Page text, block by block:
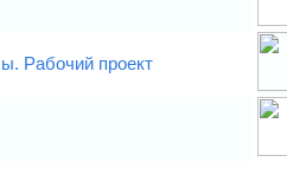
Рабочий проект